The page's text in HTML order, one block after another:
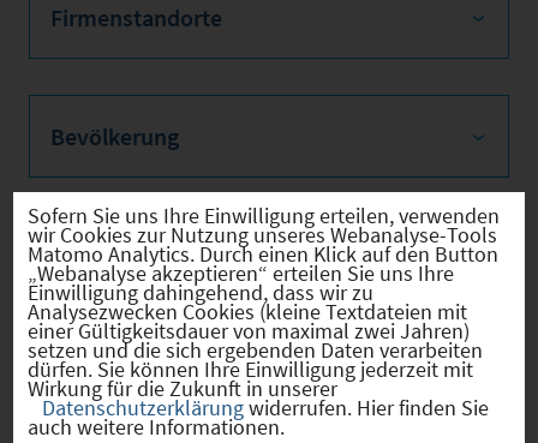
Firmenstandorte
Bevölkerung
Sozialvers. Beschäftigte
Verkehrsinfrastruktur
Sofern Sie uns Ihre Einwilligung erteilen, verwenden
wir Cookies zur Nutzung unseres Webanalyse-Tools
Matomo Analytics. Durch einen Klick auf den Button
„Webanalyse akzeptieren“ erteilen Sie uns Ihre
Einwilligung dahingehend, dass wir zu
Analysezwecken Cookies (kleine Textdateien mit
einer Gültigkeitsdauer von maximal zwei Jahren)
setzen und die sich ergebenden Daten verarbeiten
dürfen. Sie können Ihre Einwilligung jederzeit mit
Wirkung für die Zukunft in unserer
Datenschutzerklärungwiderrufen. Hier finden Sie
auch weitere Informationen.